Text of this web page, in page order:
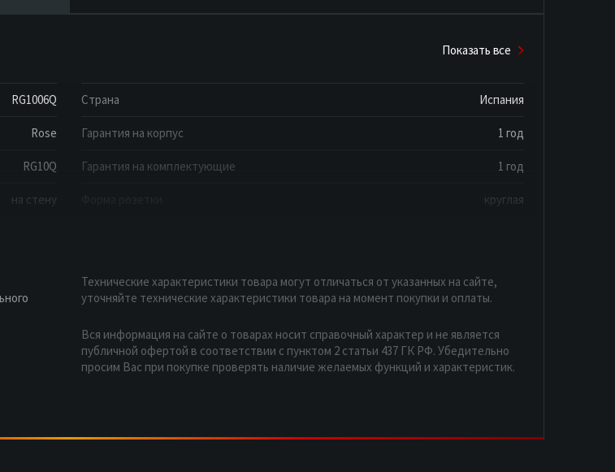
Показать все
RG1006Q
Rose
RG10Q
на стену
Страна Испания
Гарантия на корпус 1 год
Гарантия на комплектующие 1 год
круглая
Технические характеристики товара могут отличаться от указанных на сайте,
уточняйте технические характеристики товара на момент покупки и оплаты.
Вся информация на сайте о товарах носит справочный характер и не является
публичной офертой в соответствии с пунктом 2 статьи 437 ГК РФ. Убедительно
просим Вас при покупке проверять наличие желаемых функций и характеристик.